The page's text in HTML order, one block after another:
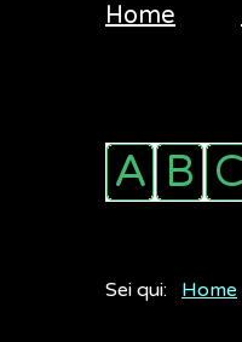
Home
Sei qui: Home